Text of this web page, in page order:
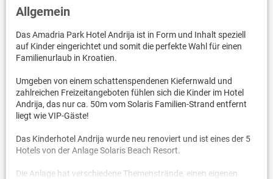
Allgemein
Das Amadria Park Hotel Andrija ist in Form und Inhalt speziell
auf Kinder eingerichtet und somit die perfekte Wahl für einen
Familienurlaub in Kroatien.
Umgeben von einem schattenspendenen Kiefernwald und
zahlreichen Freizeitangeboten fühlen sich die Kinder im Hotel
Andrija, das nur ca. 50m vom Solaris Familien-Strand entfernt
liegt wie VIP-Gäste!
Das Kinderhotel Andrija wurde neu renoviert und ist eines der 5
Hotels von der Anlage Solaris Beach Resort.
Die Anlage hat verschiedene Themenstrände, einen eigenen